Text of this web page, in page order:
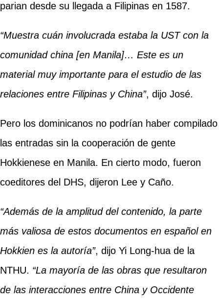
parian desde su llegada a Filipinas en 1587.
“Muestra cuán involucrada estaba la UST con la
comunidad china [en Manila]… Este es un
material muy importante para el estudio de las
relaciones entre Filipinas y China”, dijo José.
Pero los dominicanos no podrían haber compilado
las entradas sin la cooperación de gente
Hokkienese en Manila. En cierto modo, fueron
coeditores del DHS, dijeron Lee y Caño.
“Además de la amplitud del contenido, la parte
más valiosa de estos documentos en español en
Hokkien es la autoría”, dijo Yi Long-hua de la
NTHU. “La mayoría de las obras que resultaron
de las interacciones entre China y Occidente